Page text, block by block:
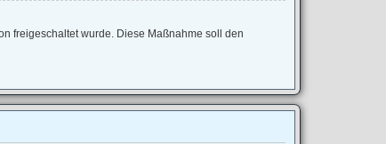
freigeschaltet wurde. Diese Maßnahme soll den